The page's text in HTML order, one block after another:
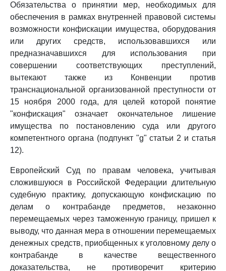
Обязательства о принятии мер, необходимых для
обеспечения в рамках внутренней правовой системы
возможности конфискации имущества, оборудования
или других средств, использовавшихся или
предназначавшихся для использования при
совершении соответствующих преступлений,
вытекают также из Конвенции против
транснациональной организованной преступности от
15 ноября 2000 года, для целей которой понятие
"конфискация" означает окончательное лишение
имущества по постановлению суда или другого
компетентного органа (подпункт "g" статьи 2 и статья
12).
Европейский Суд по правам человека, учитывая
сложившуюся в Российской Федерации длительную
судебную практику, допускающую конфискацию по
делам о контрабанде предметов, незаконно
перемещаемых через таможенную границу, пришел к
выводу, что данная мера в отношении перемещаемых
денежных средств, приобщенных к уголовному делу о
контрабанде в качестве вещественного
доказательства, не противоречит критерию